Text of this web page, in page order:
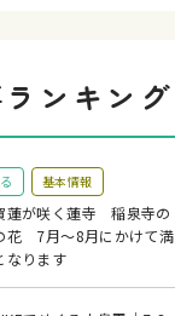
ンキング
基本情報
蓮が咲く蓮寺 稲泉寺の
花 7月～8月にかけて満
なります